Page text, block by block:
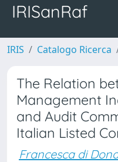
IRISanRaf
IRIS Catalogo Ricerca
The Relation
Management
and Audit
Italian Listed
Francesca di